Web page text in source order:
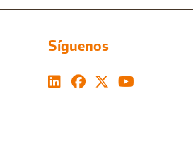
Síguenos